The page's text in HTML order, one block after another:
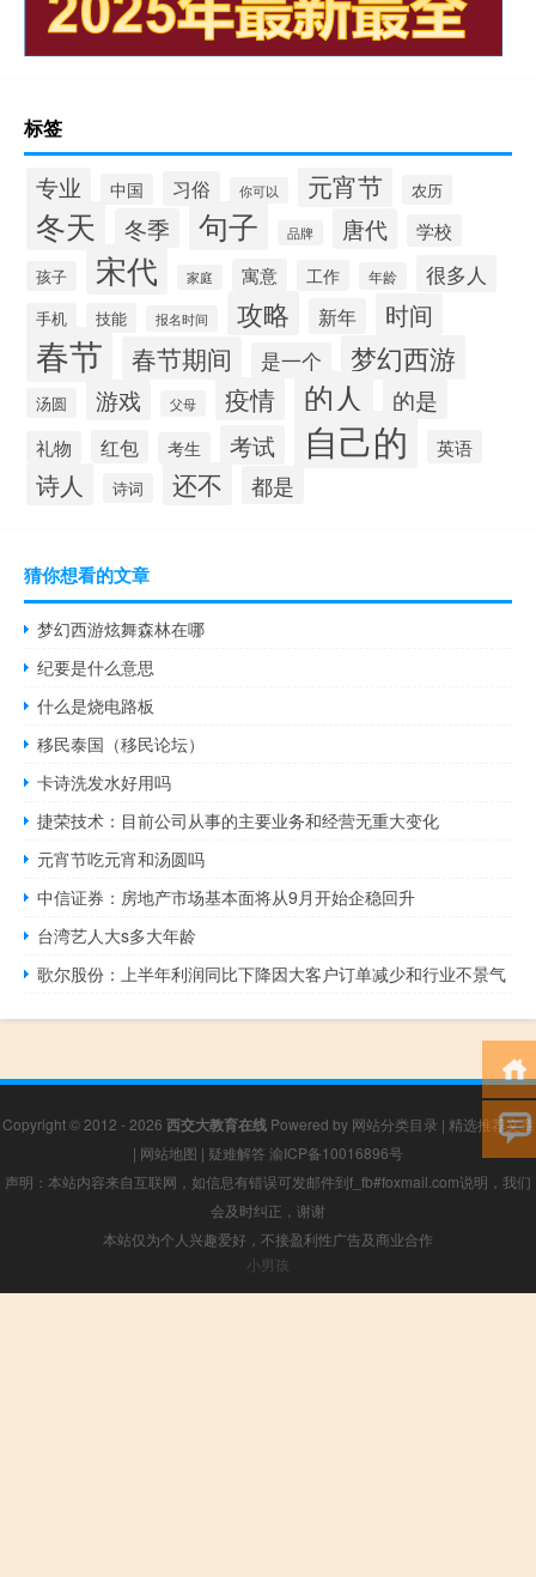
标签
专业 中国 习俗 你可以 元宵节 农历
冬天 冬季 句子 品牌 唐代 学校
孩子 宋代 家庭 寓意 工作 年龄 很多人
手机 技能 报名时间 攻略 新年 时间
春节 春节期间 是一个 梦幻西游
汤圆 游戏 父母 疫情 的人 的是
礼物 红包 考生 考试 自己的 英语
诗人 诗词 还不 都是
猜你想看的文章
梦幻西游炫舞森林在哪
纪要是什么意思
什么是烧电路板
移民泰国（移民论坛）
卡诗洗发水好用吗
捷荣技术：目前公司从事的主要业务和经营无重大变化
元宵节吃元宵和汤圆吗
中信证券：房地产市场基本面将从9月开始企稳回升
台湾艺人大s多大年龄
歌尔股份：上半年利润同比下降因大客户订单减少和行业不景气
Copyright © 2012 - 2026 西交大教育在线Powered by 网站分类目录 | 精选推荐文章
| 网站地图 | 疑难解答 渝ICP备10016896号
声明：本站内容来自互联网，如信息有错误可发邮件到f_fb#foxmail.com说明，我们
会及时纠正，谢谢
本站仅为个人兴趣爱好，不接盈利性广告及商业合作
小男孩